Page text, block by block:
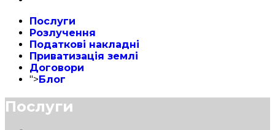
Послуги
Розлучення
Податкові накладні
Приватизація землі
Договори
">Блог
Послуги